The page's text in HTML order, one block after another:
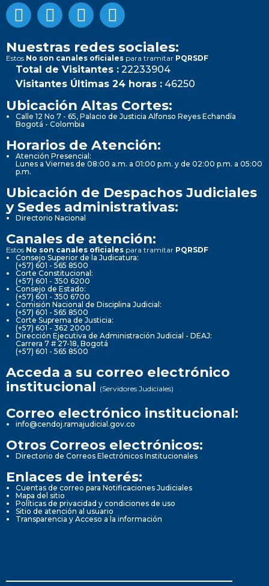
Nuestras redes sociales:
Estos No son canales oficiales para tramitar PQRSDF
Total de Visitantes : 22233904
Visitantes Últimas 24 horas : 46250
Ubicación Altas Cortes:
Calle 12 No 7 - 65, Palacio de Justicia Alfonso Reyes Echandía
Bogotá - Colombia
Horarios de Atención:
Atención Presencial:
Lunes a Viernes de 08:00 a.m. a 01:00 p.m. y de 02:00 p.m. a 05:00
p.m.
Ubicación de Despachos Judiciales
y Sedes administrativas:
Directorio Nacional
Canales de atención:
Estos No son canales oficiales para tramitar PQRSDF
Consejo Superior de la Judicatura:
(+57) 601 - 565 8500
Corte Constitucional:
(+57) 601 - 350 6200
Consejo de Estado:
(+57) 601 - 350 6700
Comisión Nacional de Disciplina Judicial:
(+57) 601 - 565 8500
Corte Suprema de Justicia:
(+57) 601 - 362 2000
Dirección Ejecutiva de Administración Judicial - DEAJ:
Carrera 7 # 27-18, Bogotá
(+57) 601 - 565 8500
Acceda a su correo electrónico
institucional (Servidores Judiciales)
Correo electrónico institucional:
info@cendoj.ramajudicial.gov.co
Otros Correos electrónicos:
Directorio de Correos Electrónicos Institucionales
Enlaces de interés:
Cuentas de correo para Notificaciones Judiciales
Mapa del sitio
Políticas de privacidad y condiciones de uso
Sitio de atención al usuario
Transparencia y Acceso a la información